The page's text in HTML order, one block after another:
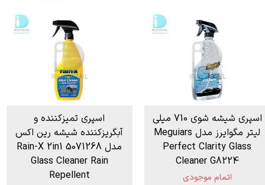
اسپری شیشه شوی 710 میلی
لیتر مگوایرز مدل Meguiars
Perfect Clarity Glass
Cleaner G8224
اتمام موجودی
اسپری تمیزکننده و
آبگریزکننده شیشه رین اکس
مدل 5071268 Rain-X 2in1
Glass Cleaner Rain
Repellent